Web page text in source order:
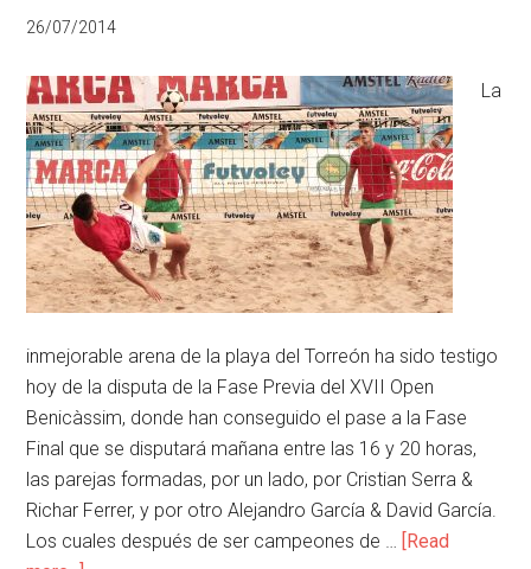
26/07/2014
La
inmejorable arena de la playa del Torreón ha sido testigo
hoy de la disputa de la Fase Previa del XVII Open
Benicàssim, donde han conseguido el pase a la Fase
Final que se disputará mañana entre las 16 y 20 horas,
las parejas formadas, por un lado, por Cristian Serra &
Richar Ferrer, y por otro Alejandro García & David García.
Los cuales después de ser campeones de … [Read